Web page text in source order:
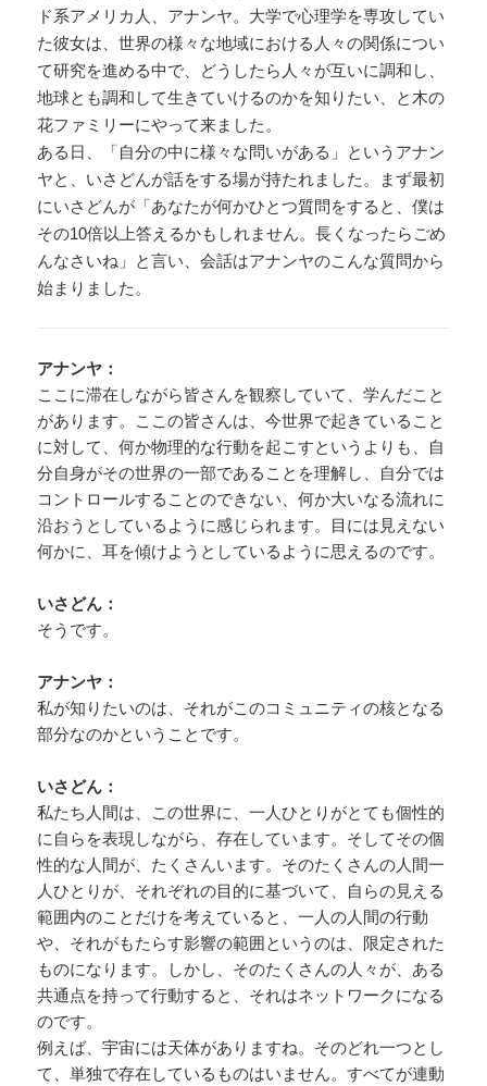
ド系アメリカ人、アナンヤ。大学で心理学を専攻してい
た彼女は、世界の様々な地域における人々の関係につい
て研究を進める中で、どうしたら人々が互いに調和し、
地球とも調和して生きていけるのかを知りたい、と木の
花ファミリーにやって来ました。
ある日、「自分の中に様々な問いがある」というアナン
ヤと、いさどんが話をする場が持たれました。まず最初
にいさどんが「あなたが何かひとつ質問をすると、僕は
その10倍以上答えるかもしれません。長くなったらごめ
んなさいね」と言い、会話はアナンヤのこんな質問から
始まりました。
アナンヤ：
ここに滞在しながら皆さんを観察していて、学んだこと
があります。ここの皆さんは、今世界で起きていること
に対して、何か物理的な行動を起こすというよりも、自
分自身がその世界の一部であることを理解し、自分では
コントロールすることのできない、何か大いなる流れに
沿おうとしているように感じられます。目には見えない
何かに、耳を傾けようとしているように思えるのです。
いさどん：
そうです。
アナンヤ：
私が知りたいのは、それがこのコミュニティの核となる
部分なのかということです。
いさどん：
私たち人間は、この世界に、一人ひとりがとても個性的
に自らを表現しながら、存在しています。そしてその個
性的な人間が、たくさんいます。そのたくさんの人間一
人ひとりが、それぞれの目的に基づいて、自らの見える
範囲内のことだけを考えていると、一人の人間の行動
や、それがもたらす影響の範囲というのは、限定された
ものになります。しかし、そのたくさんの人々が、ある
共通点を持って行動すると、それはネットワークになる
のです。
例えば、宇宙には天体がありますね。そのどれ一つとし
て、単独で存在しているものはいません。すべてが連動